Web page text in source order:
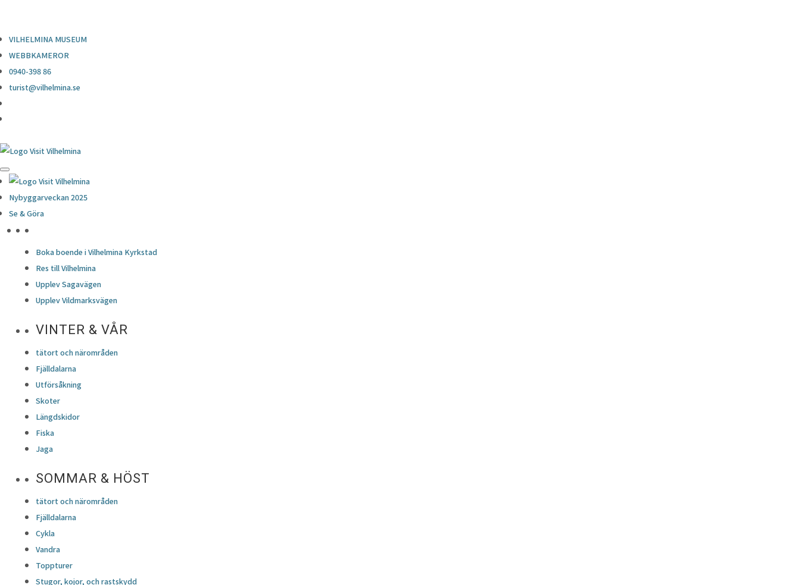
VILHELMINA MUSEUM
WEBBKAMEROR
0940-398 86
turist@vilhelmina.se
Nybyggarveckan 2025
Se & Göra
Boka boende i Vilhelmina Kyrkstad
Res till Vilhelmina
Upplev Sagavägen
Upplev Vildmarksvägen
VINTER & VÅR
tätort och närområden
Fjälldalarna
Utförsåkning
Skoter
Längdskidor
Fiska
Jaga
SOMMAR & HÖST
tätort och närområden
Fjälldalarna
Cykla
Vandra
Toppturer
Stugor, kojor, och rastskydd